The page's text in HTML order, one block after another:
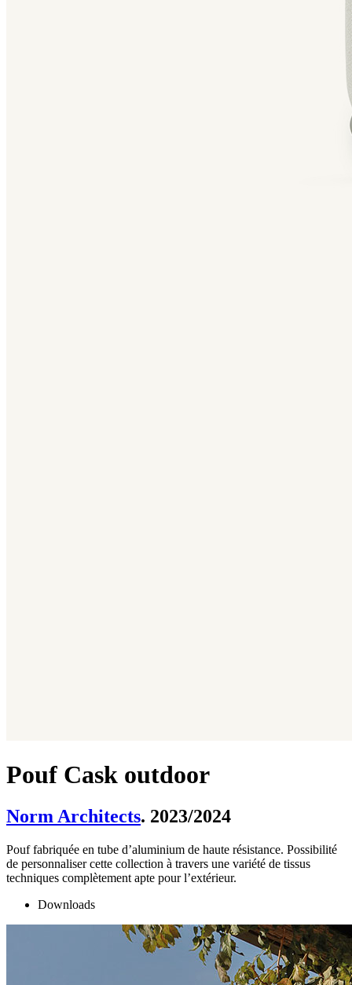
Pouf Cask outdoor
Norm Architects. 2023/2024
Pouf fabriquée en tube d’aluminium de haute résistance. Possibilité
de personnaliser cette collection à travers une variété de tissus
techniques complètement apte pour l’extérieur.
Downloads